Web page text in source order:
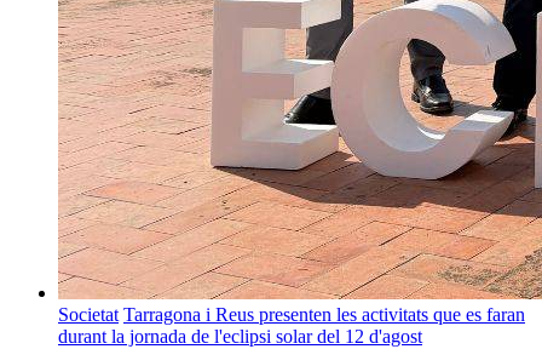
Societat Tarragona i Reus presenten les activitats que es faran
durant la jornada de l'eclipsi solar del 12 d'agost